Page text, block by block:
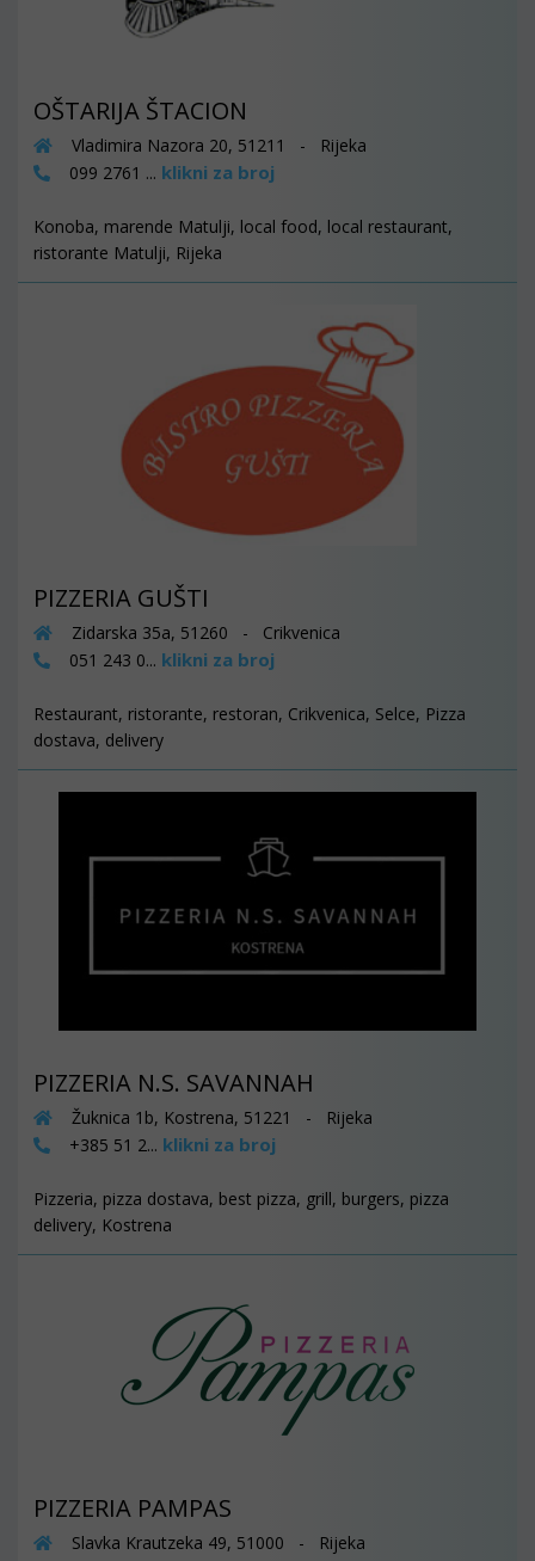
OŠTARIJA ŠTACION
Vladimira Nazora 20, 51211 - Rijeka
099 2761 ... klikni za broj
Konoba, marende Matulji, local food, local restaurant,
ristorante Matulji, Rijeka
PIZZERIA GUŠTI
Zidarska 35a, 51260 - Crikvenica
051 243 0... klikni za broj
Restaurant, ristorante, restoran, Crikvenica, Selce, Pizza
dostava, delivery
PIZZERIA N.S. SAVANNAH
Žuknica 1b, Kostrena, 51221 - Rijeka
+385 51 2... klikni za broj
Pizzeria, pizza dostava, best pizza, grill, burgers, pizza
delivery, Kostrena
PIZZERIA PAMPAS
Slavka Krautzeka 49, 51000 - Rijeka